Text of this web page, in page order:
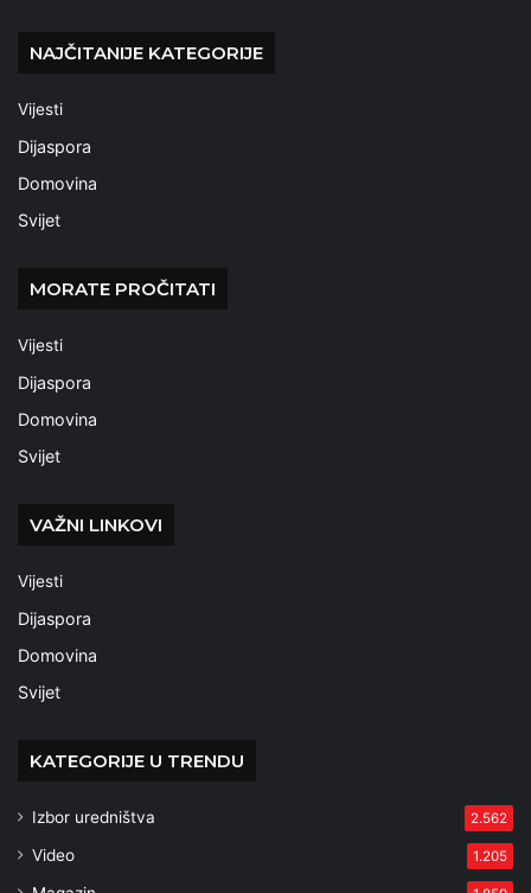
NAJČITANIJE KATEGORIJE
Vijesti
Dijaspora
Domovina
Svijet
MORATE PROČITATI
Vijesti
Dijaspora
Domovina
Svijet
VAŽNI LINKOVI
Vijesti
Dijaspora
Domovina
Svijet
KATEGORIJE U TRENDU
Izbor uredništva 2.562
Video 1.205